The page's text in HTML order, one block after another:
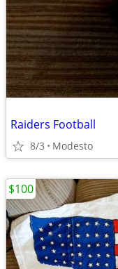
Raiders Football
8/3 Modesto
$100